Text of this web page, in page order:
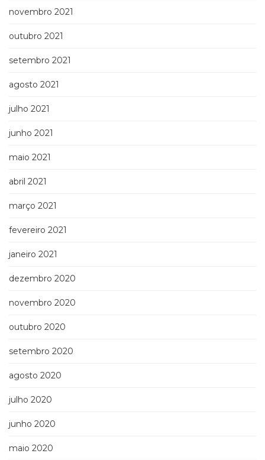
novembro 2021
outubro 2021
setembro 2021
agosto 2021
julho 2021
junho 2021
maio 2021
abril 2021
março 2021
fevereiro 2021
janeiro 2021
dezembro 2020
novembro 2020
outubro 2020
setembro 2020
agosto 2020
julho 2020
junho 2020
maio 2020